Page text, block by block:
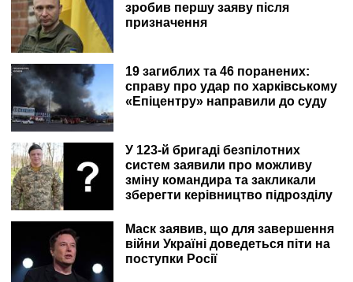
зробив першу заяву після
призначення
19 загиблих та 46 поранених:
справу про удар по харківському
«Епіцентру» направили до суду
У 123-й бригаді безпілотних
систем заявили про можливу
зміну командира та закликали
зберегти керівництво підрозділу
Маск заявив, що для завершення
війни Україні доведеться піти на
поступки Росії